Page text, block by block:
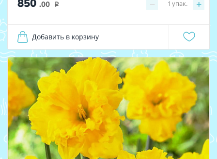
850 .00 i − +
1 упак.
Добавить в корзину